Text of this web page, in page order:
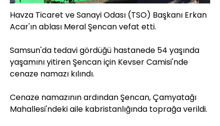
Havza Ticaret ve Sanayi Odası (TSO) Başkanı Erkan
Acar'ın ablası Meral Şencan vefat etti.
Samsun'da tedavi gördüğü hastanede 54 yaşında
yaşamını yitiren Şencan için Kevser Camisi'nde
cenaze namazı kılındı.
Cenaze namazının ardından Şencan, Çamyatağı
Mahallesi'ndeki aile kabristanlığında toprağa verildi.